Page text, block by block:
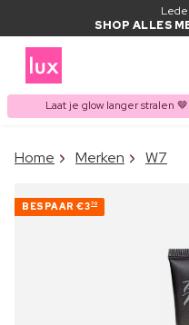
SHOP ALLES
Laat je glow langer stralen
ITEM
Home Merken W7
BESPAAR €370